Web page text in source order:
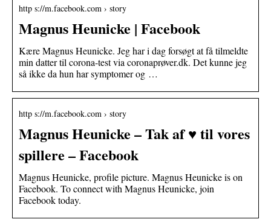
http s://m.facebook.com › story
Magnus Heunicke | Facebook
Kære Magnus Heunicke. Jeg har i dag forsøgt at få tilmeldte
min datter til corona-test via coronaprøver.dk. Det kunne jeg
så ikke da hun har symptomer og …
http s://m.facebook.com › story
Magnus Heunicke – Tak af ♥️ til vores
spillere – Facebook
Magnus Heunicke, profile picture. Magnus Heunicke is on
Facebook. To connect with Magnus Heunicke, join
Facebook today.